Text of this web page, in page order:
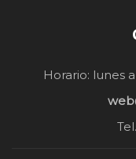
Horario: lunes